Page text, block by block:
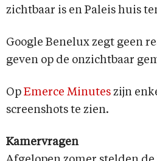
zichtbaar is en Paleis huis
Google Benelux zegt geen
geven op de onzichtbaar
Op Emerce Minutes zijn
screenshots te zien.
Kamervragen